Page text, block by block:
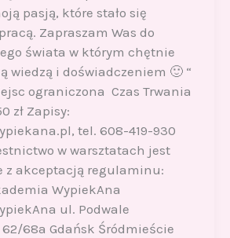
pasją, które stało się
Zapraszam Was do
świata w którym chętnie
wiedzą i doświadczeniem 🙂 “
ograniczona Czas Trwania
zł Zapisy:
tel. 608-419-930
w warsztatach jest
z akceptacją regulaminu:
WypiekAna
ul. Podwale
68a Gdańsk Śródmieście